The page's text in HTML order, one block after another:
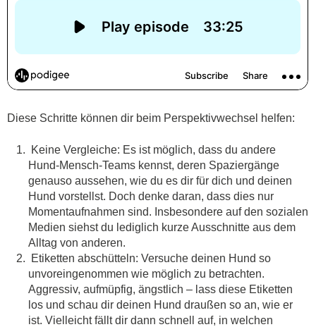
Diese Schritte können dir beim Perspektivwechsel helfen:
Keine Vergleiche: Es ist möglich, dass du andere
Hund-Mensch-Teams kennst, deren Spaziergänge
genauso aussehen, wie du es dir für dich und deinen
Hund vorstellst. Doch denke daran, dass dies nur
Momentaufnahmen sind. Insbesondere auf den sozialen
Medien siehst du lediglich kurze Ausschnitte aus dem
Alltag von anderen.
Etiketten abschütteln: Versuche deinen Hund so
unvoreingenommen wie möglich zu betrachten.
Aggressiv, aufmüpfig, ängstlich – lass diese Etiketten
los und schau dir deinen Hund draußen so an, wie er
ist. Vielleicht fällt dir dann schnell auf, in welchen